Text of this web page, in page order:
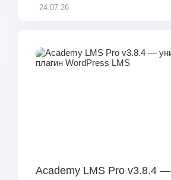
24.07.26
Academy LMS Pro v3.8.4 —